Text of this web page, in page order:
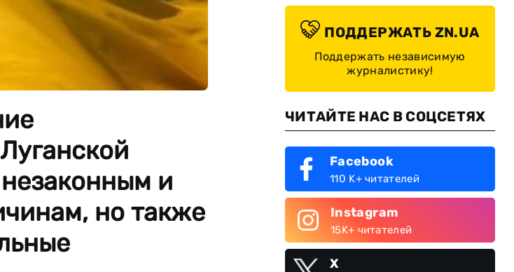
незаконным и
но также
ПОДДЕРЖАТЬ ZN.UA
Поддержать независимую
журналистику!
ЧИТАЙТЕ НАС В СОЦСЕТЯХ
Facebook
110 K+ читателей
Instagram
15K+ читателей
X